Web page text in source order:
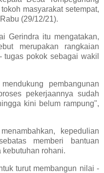
masyarakat setempat,
(29/12/21).
Gerindra itu mengatakan,
merupakan rangkaian
pokok sebagai wakil
pembangunan
pekerjaannya sudah
kini belum rampung",
kepedulian
memberi bantuan
kebutuhan rohani.
turut membangun nilai -